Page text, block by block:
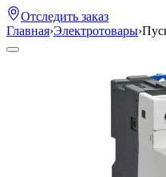
Отследить заказ
Главная›Электротовары›